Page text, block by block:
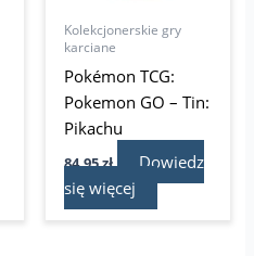
Kolekcjonerskie gry
karciane
Pokémon TCG:
Pokemon GO – Tin:
Pikachu
84,95zł
Dowiedz
się więcej